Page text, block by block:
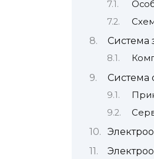
Система
Система